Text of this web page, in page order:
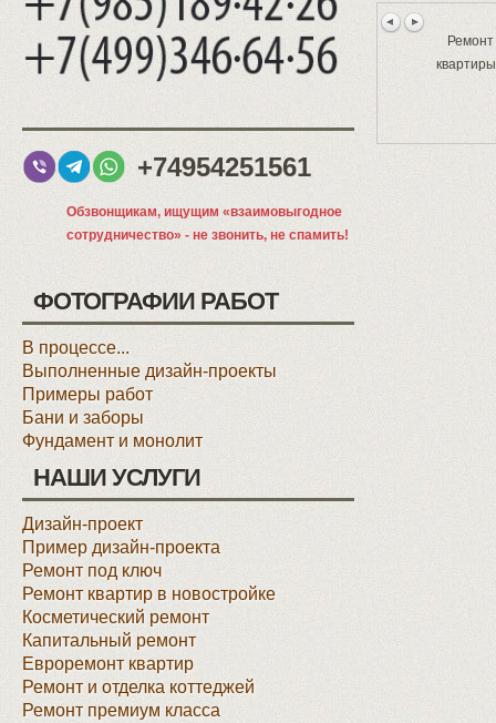
+74954251561
Обзвонщикам, ищущим «взаимовыгодное
сотрудничество» - не звонить, не спамить!
ФОТОГРАФИИ РАБОТ
В процессе...
Выполненные дизайн-проекты
Примеры работ
Бани и заборы
Фундамент и монолит
НАШИ УСЛУГИ
Дизайн-проект
Пример дизайн-проекта
Ремонт под ключ
Ремонт квартир в новостройке
Косметический ремонт
Капитальный ремонт
Евроремонт квартир
Ремонт и отделка коттеджей
Ремонт премиум класса